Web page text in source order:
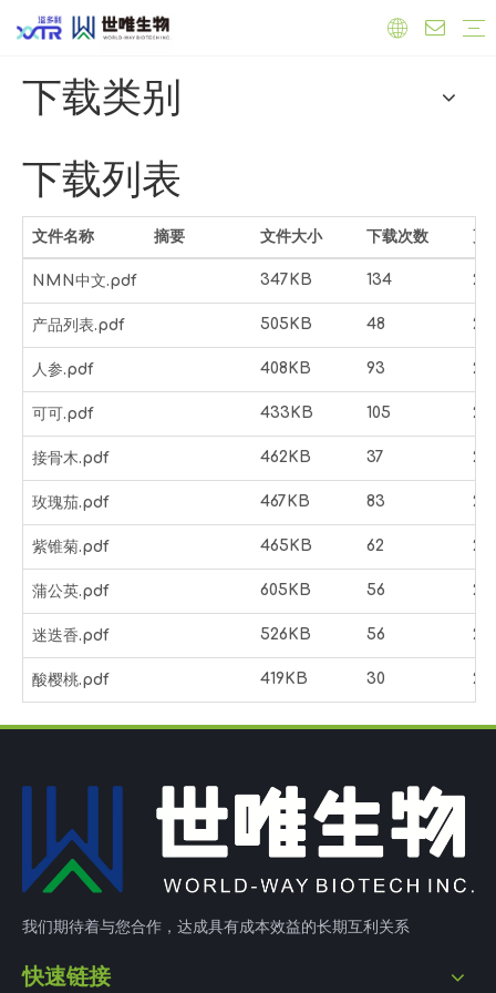
下载类别
下载列表
文件名称 摘要 文件大小 下载次数 更
NMN中文.pdf 347KB 134
产品列表.pdf 505KB 48
人参.pdf 408KB 93
可可.pdf 433KB 105
接骨木.pdf 462KB 37
玫瑰茄.pdf 467KB 83
紫锥菊.pdf 465KB 62
蒲公英.pdf 605KB 56
迷迭香.pdf 526KB 56
酸樱桃.pdf 419KB 30
我们期待着与您合作，达成具有成本效益的长期互利关系
快速链接